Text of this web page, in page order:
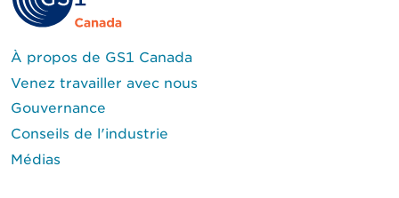
À propos de GS1 Canada
Venez travailler avec nous
Gouvernance
Conseils de l'industrie
Médias